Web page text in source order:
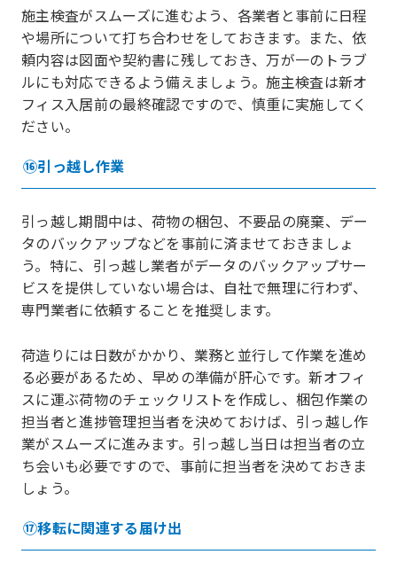
施主検査がスムーズに進むよう、各業者と事前に日程
や場所について打ち合わせをしておきます。また、依
頼内容は図面や契約書に残しておき、万が一のトラブ
ルにも対応できるよう備えましょう。施主検査は新オ
フィス入居前の最終確認ですので、慎重に実施してく
ださい。
⑯引っ越し作業
引っ越し期間中は、荷物の梱包、不要品の廃棄、デー
タのバックアップなどを事前に済ませておきましょ
う。特に、引っ越し業者がデータのバックアップサー
ビスを提供していない場合は、自社で無理に行わず、
専門業者に依頼することを推奨します。
荷造りには日数がかかり、業務と並行して作業を進め
る必要があるため、早めの準備が肝心です。新オフィ
スに運ぶ荷物のチェックリストを作成し、梱包作業の
担当者と進捗管理担当者を決めておけば、引っ越し作
業がスムーズに進みます。引っ越し当日は担当者の立
ち会いも必要ですので、事前に担当者を決めておきま
しょう。
⑰移転に関連する届け出